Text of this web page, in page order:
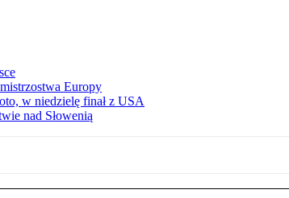
Europy
w niedzielę finał z USA
nad Słowenią